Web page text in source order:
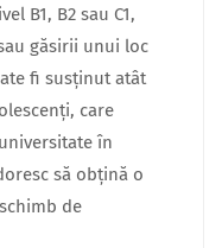
B1, B2 sau C1,
găsirii unui loc
fi susținut atât
care
în
să obțină o
de